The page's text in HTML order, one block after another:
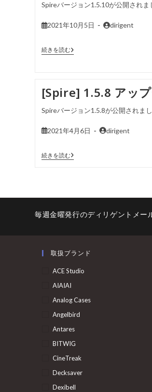
Spireバージョン1.5.10が公開されま
2021年10月5日 dirigent
続きを読む
[Spire] 1.5.8 アッ
Spireバージョン1.5.8が公開されまし
2021年4月6日 dirigent
続きを読む
毎週金曜発行のディリゲントメー
取扱ブランド
ACE Studio
AIAIAI
Analog Cases
Angelbird
Antares
BITWIG
CineTreak
Decksaver
Dexibell